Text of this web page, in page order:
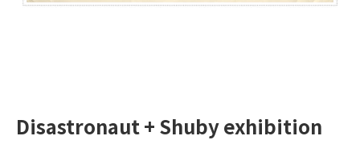
Disastronaut + Shuby exhibition